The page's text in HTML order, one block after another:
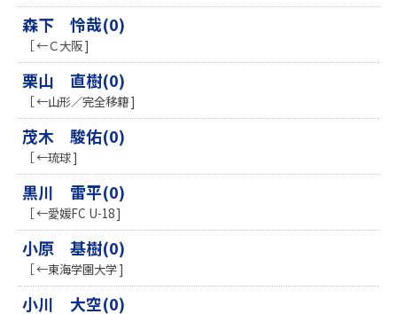
森下 怜哉(0)
［ ←Ｃ大阪 ]
栗山 直樹(0)
［ ←山形／完全移籍 ]
茂木 駿佑(0)
［ ←琉球 ]
黒川 雷平(0)
［ ←愛媛FC U-18 ]
小原 基樹(0)
［ ←東海学園大学 ]
小川 大空(0)